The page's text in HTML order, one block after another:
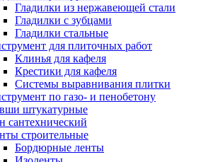
Гладилки из нержавеющей стали
Гладилки с зубцами
Гладилки стальные
для плиточных работ
Клинья для кафеля
Крестики для кафеля
Системы выравнивания плитки
по газо- и пенобетону
штукатурные
сантехнический
строительные
Бордюрные ленты